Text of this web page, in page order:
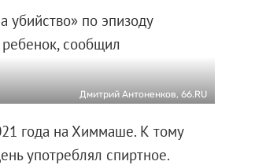
по эпизоду
сообщил
Дмитрий Антоненков, 66.RU
года на Химмаше. К тому
употреблял спиртное.